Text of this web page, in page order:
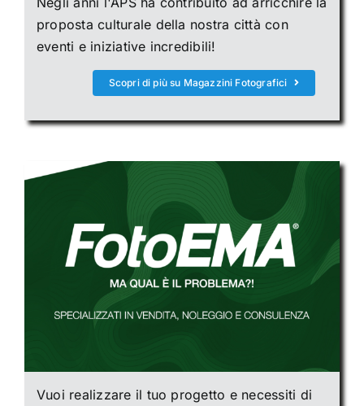
proposta culturale della nostra città con
eventi e iniziative incredibili!
Scopri di più su Magazzini Fotografici
Vuoi realizzare il tuo progetto e necessiti di